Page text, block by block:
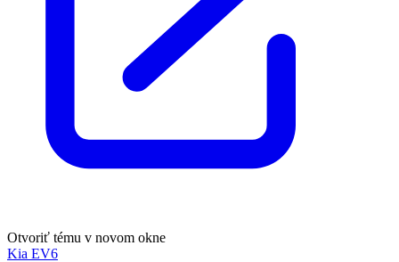
Otvoriť tému v novom okne
Kia EV6